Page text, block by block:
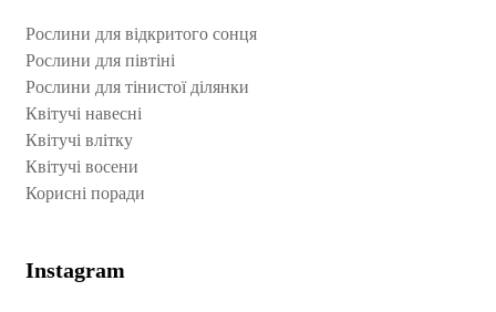
Рослини для відкритого сонця
Рослини для півтіні
Рослини для тінистої ділянки
Квітучі навесні
Квітучі влітку
Квітучі восени
Корисні поради
Instagram